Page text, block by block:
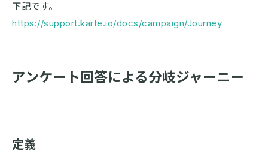
下記です。
https://support.karte.io/docs/campaign/Journey
アンケート回答による分岐ジャーニー
定義